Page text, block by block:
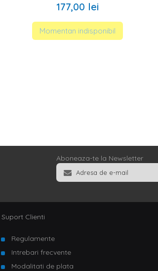
177,00 lei
Momentan indisponibil
Aboneaza-te la Newsletter
Suport Clienti
Regulamente
Intrebari frecvente
Modalitati de plata